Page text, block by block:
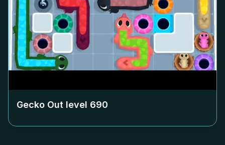
Gecko Out level 690